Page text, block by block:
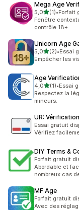
Mega Age
5,0étoile(s) sur
(1)
1 avis au total
•Forfait
Fenêtre
contrôle 18+
Unicorn Age
5,0étoile(s) sur
(2)
2 avis au total
•Essai
Empêcher les
Age
4,0étoile(s) sur
(1)
1 avis au total
•Essai
Respectez la
mineurs.
UR:
Essai gratuit
Vérifiez
DIY Terms &
Forfait gratuit
Abordable et
nombreux cas
MF Age
Forfait gratuit
Avec des